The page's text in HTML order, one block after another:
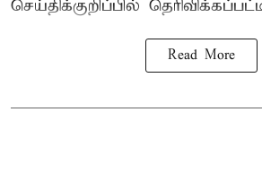
செய்திக்குறிப்பில்
Read More